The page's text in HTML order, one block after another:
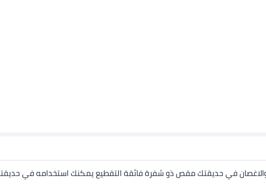
في حديقتك مقص ذو شفرة فائقة التقطيع يمكنك استخدامه في